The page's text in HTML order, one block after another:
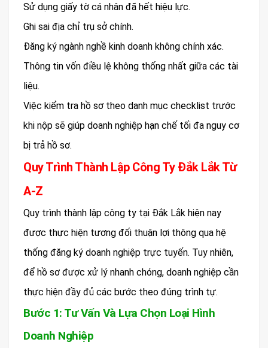
Sử dụng giấy tờ cá nhân đã hết hiệu lực.
Ghi sai địa chỉ trụ sở chính.
Đăng ký ngành nghề kinh doanh không chính xác.
Thông tin vốn điều lệ không thống nhất giữa các tài
liệu.
Việc kiểm tra hồ sơ theo danh mục checklist trước
khi nộp sẽ giúp doanh nghiệp hạn chế tối đa nguy cơ
bị trả hồ sơ.
Quy Trình Thành Lập Công Ty Đắk Lắk Từ
A-Z
Quy trình thành lập công ty tại Đắk Lắk hiện nay
được thực hiện tương đối thuận lợi thông qua hệ
thống đăng ký doanh nghiệp trực tuyến. Tuy nhiên,
để hồ sơ được xử lý nhanh chóng, doanh nghiệp cần
thực hiện đầy đủ các bước theo đúng trình tự.
Bước 1: Tư Vấn Và Lựa Chọn Loại Hình
Doanh Nghiệp